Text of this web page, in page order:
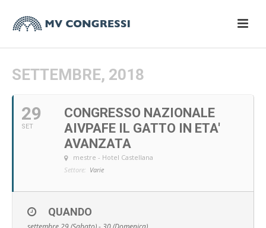
SETTEMBRE, 2018
29
SET
CONGRESSO NAZIONALE
AIVPAFE IL GATTO IN ETA'
AVANZATA
mestre - Hotel Castellana
Settore: Varie
QUANDO